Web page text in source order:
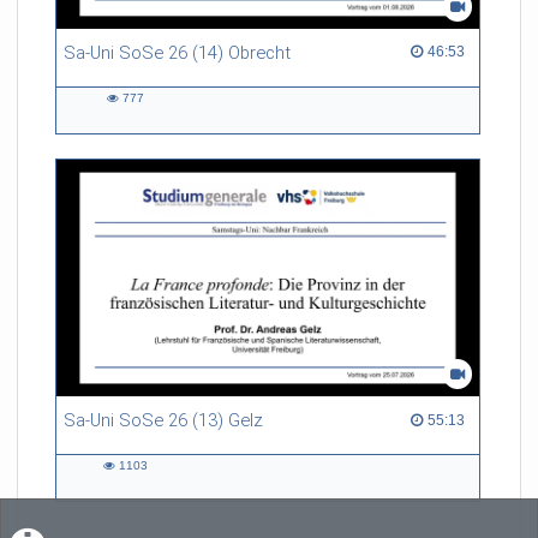
Sa-Uni SoSe 26 (14) Obrecht 46:53
46:53 duration
777
Sa-Uni SoSe 26 (13) Gelz 55:13
55:13 duration
1103